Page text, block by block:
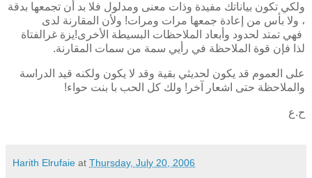
ولكي تكون بياناتك مفيدة وذات معنى ومدلول فلا بد أن تجمعها بدقة
، ولا بأس من إعادة جمعها مرات ومرات! ولأن المقارنة لدى
الفتاة غر يزةفهي تمتد لحدود وأبعاد الملاحظات البسيطة الأخرى!
لذا فإن قوة الملاحظة في رأيي سمة من سمات المقارنة.
على العموم قد يكون لحديثي بقية وقد لا يكون ولكنه قيد الدراسة
والملاحظة حتى اشعار آخر! ولك كل الحب با بنت حواء!
ح.ع
Harith Elrufaie at Thursday, July 20, 2006